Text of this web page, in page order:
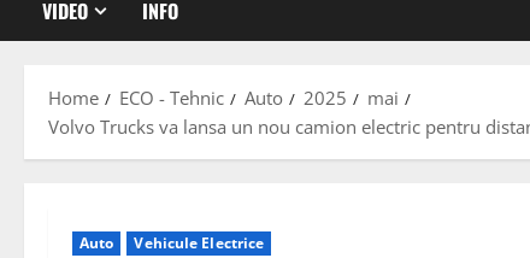
VIDEO INFO
Home ECO - Tehnic Auto 2025
mai
Volvo Trucks va lansa un nou camion electric pentru
Auto Vehicule Electrice